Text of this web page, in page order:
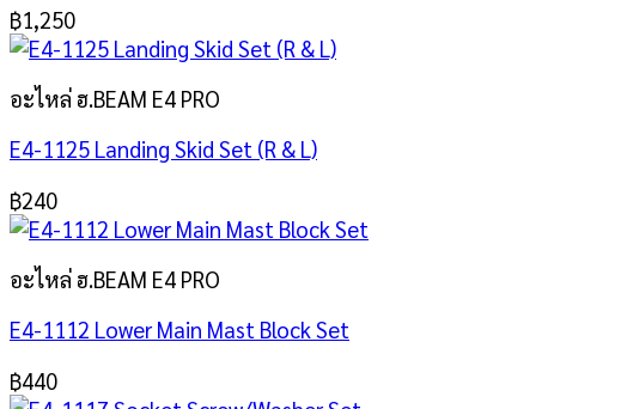
฿1,250
อะไหล่ ฮ.BEAM E4 PRO
E4-1125 Landing Skid Set (R & L)
฿240
อะไหล่ ฮ.BEAM E4 PRO
E4-1112 Lower Main Mast Block Set
฿440